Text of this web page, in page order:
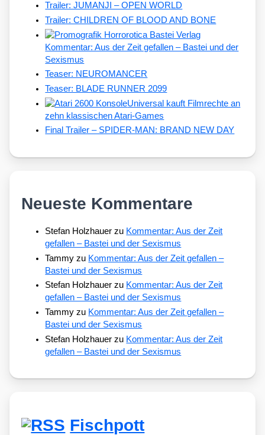
Trailer: JUMANJI – OPEN WORLD
Trailer: CHILDREN OF BLOOD AND BONE
Kommentar: Aus der Zeit gefallen – Bastei und der
Sexismus
Teaser: NEUROMANCER
Teaser: BLADE RUNNER 2099
Universal kauft Filmrechte an
zehn klassischen Atari-Games
Final Trailer – SPIDER-MAN: BRAND NEW DAY
Neueste Kommentare
Stefan Holzhauer zu Kommentar: Aus der Zeit
gefallen – Bastei und der Sexismus
Tammy zu Kommentar: Aus der Zeit gefallen –
Bastei und der Sexismus
Stefan Holzhauer zu Kommentar: Aus der Zeit
gefallen – Bastei und der Sexismus
Tammy zu Kommentar: Aus der Zeit gefallen –
Bastei und der Sexismus
Stefan Holzhauer zu Kommentar: Aus der Zeit
gefallen – Bastei und der Sexismus
Fischpott